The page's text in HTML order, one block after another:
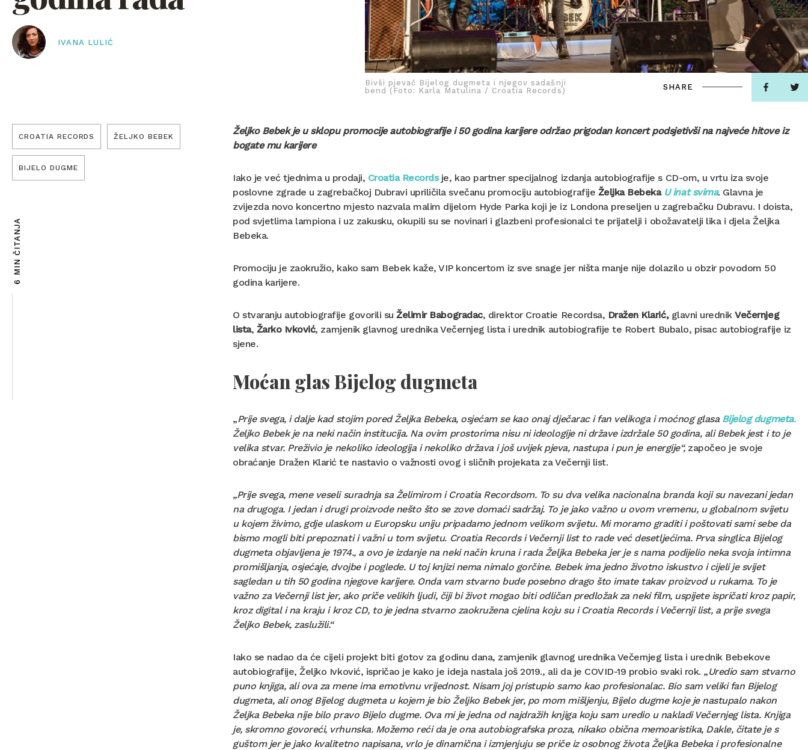
IVANA LULIĆ
Bivši pjevač Bijelog dugmeta i njegov sadašnji
bend (Foto: Karla Matulina / Croatia Records)
SHARE
CROATIA RECORDS ŽELJKO BEBEK
BIJELO DUGME
6 MIN ČITANJA
Željko Bebek je u sklopu promocije autobiografije i 50 godina karijere održao prigodan koncert podsjetivši na najveće hitove iz
bogate mu karijere
Iako je već tjednima u prodaji, Croatia Recordsje, kao partner specijalnog izdanja autobiografije s CD-om, u vrtu iza svoje
poslovne zgrade u zagrebačkoj Dubravi upriličila svečanu promociju autobiografije Željka Bebeka U inat svima. Glavna je
zvijezda novo koncertno mjesto nazvala malim dijelom Hyde Parka koji je iz Londona preseljen u zagrebačku Dubravu. I doista,
pod svjetlima lampiona i uz zakusku, okupili su se novinari i glazbeni profesionalci te prijatelji i obožavatelji lika i djela Željka
Bebeka.
Promociju je zaokružio, kako sam Bebek kaže, VIP koncertom iz sve snage jer ništa manje nije dolazilo u obzir povodom 50
godina karijere.
O stvaranju autobiografije govorili suŽelimir Babogradac, direktor Croatie Recordsa, Dražen Klarić,glavni urednikVečernjeg
lista, Žarko Ivković, zamjenik glavnog urednika Večernjeg lista i urednik autobiografije te Robert Bubalo, pisac autobiografije iz
sjene.
Moćan glas Bijelog dugmeta
„Prije svega, i dalje kad stojim pored Željka Bebeka, osjećam se kao onaj dječarac i fan velikoga i moćnog glasa Bijelog dugmeta.
Željko Bebek je na neki način institucija. Na ovim prostorima nisu ni ideologije ni države izdržale 50 godina, ali Bebek jest i to je
velika stvar. Preživio je nekoliko ideologija i nekoliko država i još uvijek pjeva, nastupa i pun je energije“, započeo je svoje
obraćanje Dražen Klarić te nastavio o važnosti ovog i sličnih projekata za Večernji list.
„Prije svega, mene veseli suradnja sa Želimirom i Croatia Recordsom. To su dva velika nacionalna branda koji su navezani jedan
na drugoga. I jedan i drugi proizvode nešto što se zove domaći sadržaj. To je jako važno u ovom vremenu, u globalnom svijetu
u kojem živimo, gdje ulaskom u Europsku uniju pripadamo jednom velikom svijetu. Mi moramo graditi i poštovati sami sebe da
bismo mogli biti prepoznati i važni u tom svijetu. Croatia Records i Večernji list to rade već desetljećima. Prva singlica Bijelog
dugmeta objavljena je 1974., a ovo je izdanje na neki način kruna i rada Željka Bebeka jer je s nama podijelio neka svoja intimna
promišljanja, osjećaje, dvojbe i poglede. U toj knjizi nema nimalo gorčine. Bebek ima jedno životno iskustvo i cijeli je svijet
sagledan u tih 50 godina njegove karijere. Onda vam stvarno bude posebno drago što imate takav proizvod u rukama. To je
važno za Večernji list jer, ako priče velikih ljudi, čiji bi život mogao biti odličan predložak za neki film, uspijete ispričati kroz papir,
kroz digital i na kraju i kroz CD, to je jedna stvarno zaokružena cjelina koju su i Croatia Records i Večernji list, a prije svega
Željko Bebek, zaslužili.“
Iako se nadao da će cijeli projekt biti gotov za godinu dana, zamjenik glavnog urednika Večernjeg lista i urednik Bebekove
autobiografije, Željko Ivković, ispričao je kako je ideja nastala još 2019., ali da je COVID-19 probio svaki rok. „Uredio sam stvarno
puno knjiga, ali ova za mene ima emotivnu vrijednost. Nisam joj pristupio samo kao profesionalac. Bio sam veliki fan Bijelog
dugmeta, ali onog Bijelog dugmeta u kojem je bio Željko Bebek jer, po mom mišljenju, Bijelo dugme koje je nastupalo nakon
Željka Bebeka nije bilo pravo Bijelo dugme. Ova mi je jedna od najdražih knjiga koju sam uredio u nakladi Večernjeg lista. Knjiga
je, skromno govoreći, vrhunska. Možemo reći da je ona autobiografska proza, nikako obična memoaristika, Dakle, čitate je s
guštom jer je jako kvalitetno napisana, vrlo je dinamična i izmjenjuju se priče iz osobnog života Željka Bebeka i profesionalne